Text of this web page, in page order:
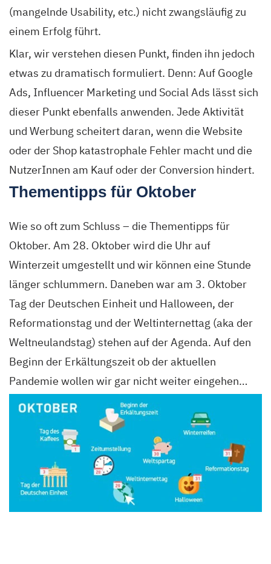
(mangelnde Usability, etc.) nicht zwangsläufig zu
einem Erfolg führt.
Klar, wir verstehen diesen Punkt, finden ihn jedoch
etwas zu dramatisch formuliert. Denn: Auf Google
Ads, Influencer Marketing und Social Ads lässt sich
dieser Punkt ebenfalls anwenden. Jede Aktivität
und Werbung scheitert daran, wenn die Website
oder der Shop katastrophale Fehler macht und die
NutzerInnen am Kauf oder der Conversion hindert.
Thementipps für Oktober
Wie so oft zum Schluss – die Thementipps für
Oktober. Am 28. Oktober wird die Uhr auf
Winterzeit umgestellt und wir können eine Stunde
länger schlummern. Daneben war am 3. Oktober
Tag der Deutschen Einheit und Halloween, der
Reformationstag und der Weltinternettag (aka der
Weltneulandstag) stehen auf der Agenda. Auf den
Beginn der Erkältungszeit ob der aktuellen
Pandemie wollen wir gar nicht weiter eingehen…